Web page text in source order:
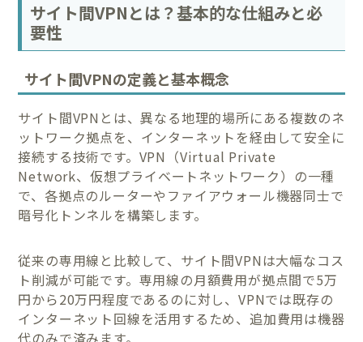
サイト間VPNとは？基本的な仕組みと必
要性
サイト間VPNの定義と基本概念
サイト間VPNとは、異なる地理的場所にある複数のネ
ットワーク拠点を、インターネットを経由して安全に
接続する技術です。VPN（Virtual Private
Network、仮想プライベートネットワーク）の一種
で、各拠点のルーターやファイアウォール機器同士で
暗号化トンネルを構築します。
従来の専用線と比較して、サイト間VPNは大幅なコス
ト削減が可能です。専用線の月額費用が拠点間で5万
円から20万円程度であるのに対し、VPNでは既存の
インターネット回線を活用するため、追加費用は機器